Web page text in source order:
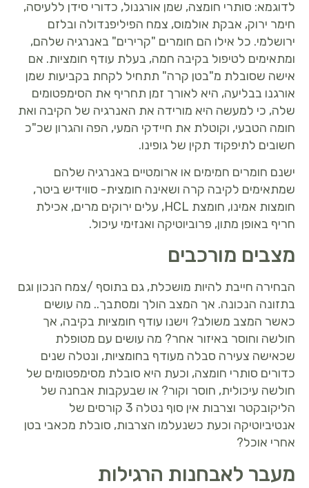
לדוגמא: סותרי חומצה, שמן אורגנול, כדורי סידן ללעיסה,
חימר ירוק, אבקת אולמוס, צמח הפיליפנדולה ובלזם
ירושלמי. כל אילו הם חומרים "קרירים" באנרגיה שלהם,
ומתאימים לטיפול בקיבה חמה, בעלת עודף חומציות. אם
אישה שסובלת מ"בטן קרה" תתחיל לקחת בקביעות שמן
אורגנו בבליעה, היא לאורך זמן תחריף את הסימפטומים
שלה, כי למעשה היא מורידה את האנרגיה של הקיבה ואת
חומה הטבעי, וקוטלת את חיידקי המעי, הפה והגרון שכ"כ
חשובים לתיפקוד תקין של גופינו.
ישנם חומרים חמימים או ארומטיים באנרגיה שלהם
שמתאימים לקיבה קרה ושאינה חומצית- סווידיש ביטר,
חומצות אמינו, חומצת HCL, עלים ירוקים מרים, אכילת
חריף באופן מתון, פרוביוטיקה ואנזימי עיכול.
מצבים מורכבים
הבחירה חייבת להיות מושכלת, גם בתוסף /צמח הנכון וגם
בתזונה הנכונה. אך המצב הולך ומסתבך.. מה עושים
כאשר המצב משולב? וישנו עודף חומציות בקיבה, אך
חולשה וחוסר באיזור אחר? מה עושים עם מטופלת
שכאישה צעירה סבלה מעודף בחומציות, ונטלה שנים
כדורים סותרי חומצה, וכעת היא סובלת מסימפטומים של
חולשה עיכולית, חוסר וקור? או שבעקבות אבחנה של
הליקובקטר וצרבות אין סוף נטלה 3 קורסים של
אנטיביוטיקה וכעת כשנעלמו הצרבות, סובלת מכאבי בטן
אחרי אוכל?
מעבר לאבחנות הרגילות